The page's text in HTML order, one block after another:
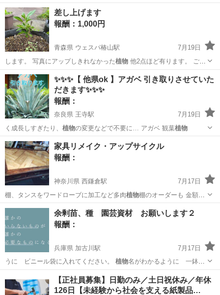
業務をお願いいたします。 ■組立自動機の操作 ■生産段取り ■箱替え ■
材料供給及び補助作業 （業務の変更の範囲） 会社が定める範囲の業務
（勤務地の変...
静岡 御殿場市 工場
差し上げます
報酬：1,000円
青森県 ウェスパ椿山駅
7月19日
します。 写真にアップしきれなかった植物他2点ほど有ります。 ご興
味のある…
青森 西津軽郡 ウェスパ椿山駅 その他
✨✨✨【 他県ok 】アガベ 引き取りさせていた
だきます✨✨✨
報酬：
奈良県 王寺駅
7月19日
く成長しすぎたり、 植物 の変更などで不要に… アガベ 観葉植物
奈良 北葛城郡 王寺駅 買いたい/ください
家具リメイク・アップサイクル
報酬：
神奈川県 西鎌倉駅
7月17日
棚、タンスをワードローブに加工など多肉植物棚のオーダーも 金額は
相談で なんでも…
神奈川 鎌倉市 西鎌倉駅 手伝いたい/助けたい リメイク
余剰苗、種 園芸資材 お願いします２
報酬：
兵庫県 加古川駅
7月17日
うに ビニール袋に入れてください。 植物名がわかるように 一鉢ご
と（種・・一袋…
加古川市 加古川駅 買いたい/ください 資材
【正社員募集】日勤のみ／土日祝休み／年休
126日【未経験から社会を支える紙製品…